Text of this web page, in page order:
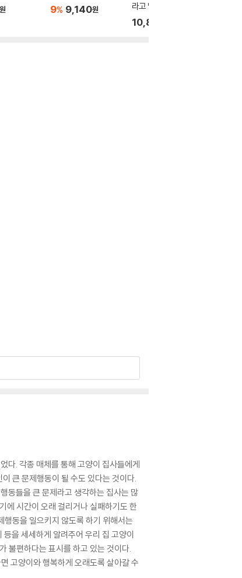
원 9% 9,140원
라고 말했다 (개정판)
10,800
다. 각종 매체를 통해 고양이 집사들에게
큰 문제행동이 될 수도 있다는 것이다.
동들을 큰 문제라고 생각하는 집사는 많
에 시간이 오래 걸리거나 실패하기도 한
행동을 일으키지 않도록 하기 위해서는
을 세세하게 알려주어 우리 집 고양이
불편하다는 표시를 하고 있는 것이다.
고양이와 행복하게 오래도록 살아갈 수